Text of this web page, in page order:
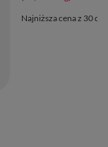
Najniższa cena z 30